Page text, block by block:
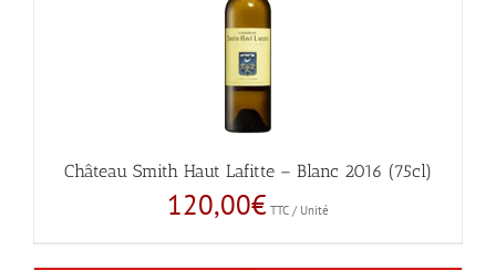
Château Smith Haut Lafitte – Blanc 2016 (75cl)
120,00€ TTC / Unité